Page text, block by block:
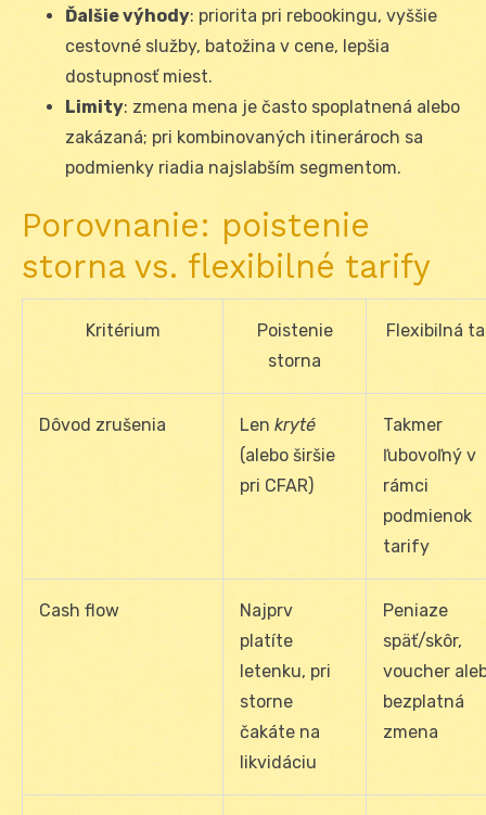
Ďalšie výhody: priorita pri rebookingu, vyššie
cestovné služby, batožina v cene, lepšia
dostupnosť miest.
Limity: zmena mena je často spoplatnená alebo
zakázaná; pri kombinovaných itinerároch sa
podmienky riadia najslabším segmentom.
Porovnanie: poistenie
storna vs. flexibilné tarify
Kritérium
Poistenie
storna
Flexibilná
Dôvod zrušenia Len kryté
(alebo širšie
pri CFAR)
Takmer
ľubovoľný v
rámci
podmienok
tarify
Cash flow
Najprv
platíte
letenku, pri
storne
čakáte na
likvidáciu
Peniaze
späť/skôr,
voucher
bezplatná
zmena